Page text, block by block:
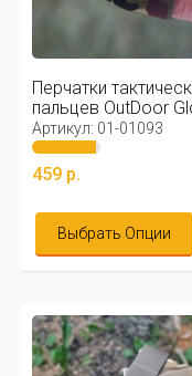
Перчатки
пальцев OutDoor
Артикул: 01-01093
459 р.
Выбрать Опции